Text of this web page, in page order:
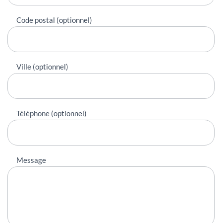
Code postal (optionnel)
Ville (optionnel)
Téléphone (optionnel)
Message